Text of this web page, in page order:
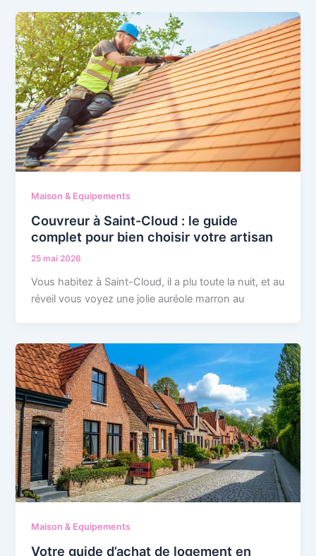
Maison & Equipements
Couvreur à Saint-Cloud : le guide
complet pour bien choisir votre artisan
25 mai 2026
Vous habitez à Saint-Cloud, il a plu toute la nuit, et au
réveil vous voyez une jolie auréole marron au
Maison & Equipements
Votre guide d’achat de logement en